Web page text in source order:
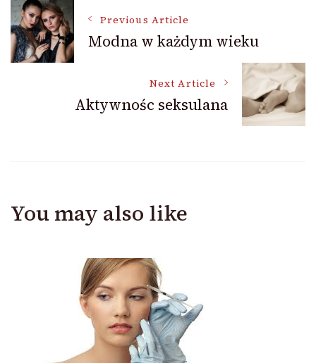
Post
Navigation
Previous Article
Modna w każdym wieku
Next Article
Aktywnośc seksulana
You may also like